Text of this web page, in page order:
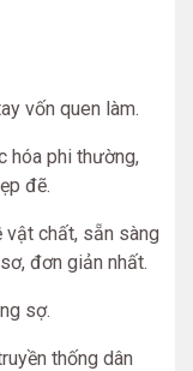
vốn quen làm.
hóa phi thường,
đẽ.
vật chất, sẵn sàng
đơn giản nhất.
sợ.
thống dân